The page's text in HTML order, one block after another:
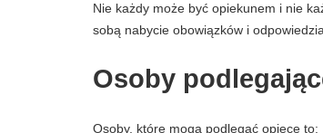
Nie każdy może być opiekunem i nie
sobą nabycie obowiązków i
Osoby
Osoby, które mogą podlegać opiece to: